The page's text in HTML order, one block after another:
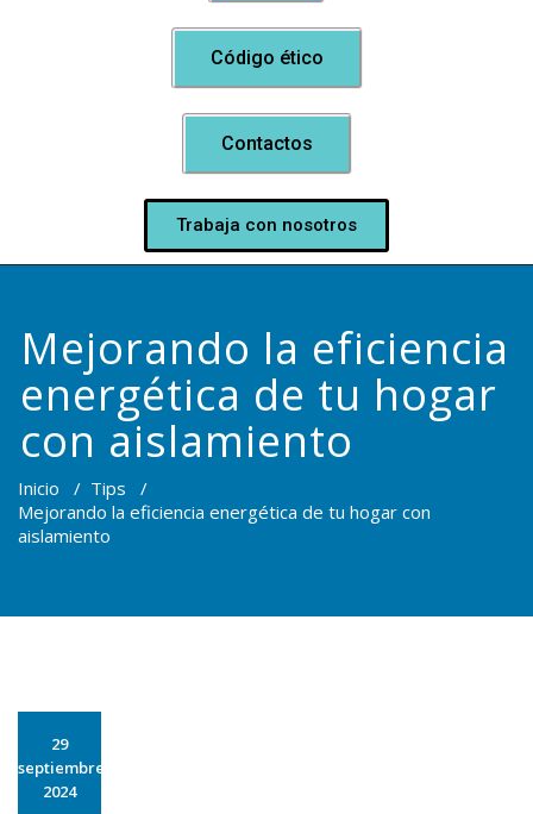
Código ético
Contactos
Trabaja con nosotros
Mejorando la eficiencia
energética de tu hogar
con aislamiento
Inicio / Tips /
Mejorando la eficiencia energética de tu hogar con
aislamiento
29
septiembre
2024